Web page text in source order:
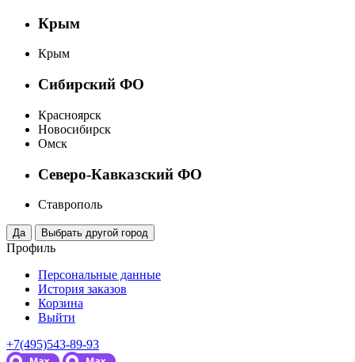
Крым
Крым
Сибирский ФО
Красноярск
Новосибирск
Омск
Северо-Кавказский ФО
Ставрополь
Профиль
Персональные данные
История заказов
Корзина
Выйти
+7(495)543-89-93